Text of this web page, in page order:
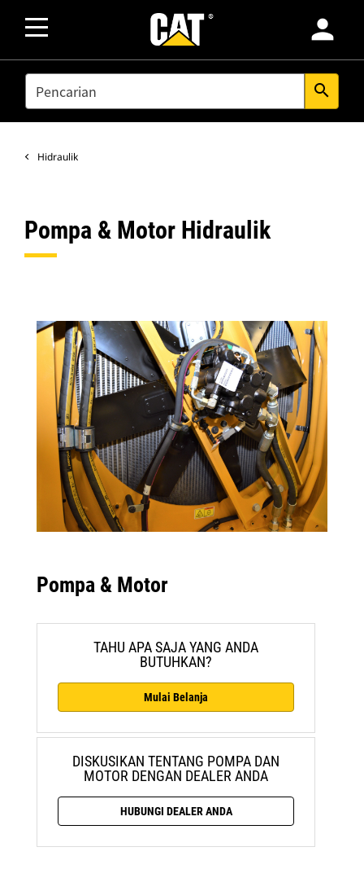
person
SEARCH search
Hidraulik
Pompa & Motor Hidraulik
Pompa & Motor
TAHU APA SAJA YANG ANDA
BUTUHKAN?
Mulai Belanja
DISKUSIKAN TENTANG POMPA DAN
MOTOR DENGAN DEALER ANDA
HUBUNGI DEALER ANDA